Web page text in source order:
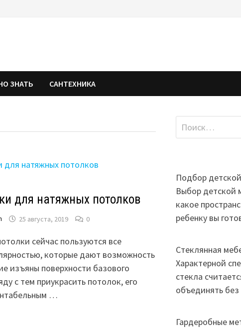
ЗНАТЬ САНТЕХНИКА
для натяжных потолков
25 августа, 2019 0
сейчас пользуются все
которые дают возможность
изъяны поверхности базового
с тем приукрасить потолок, его
…
Найти:
Подбор
Выбор детской
какое
ребенку вы
Стеклянная
Характерной
стекла
объединять без
Гардеробные